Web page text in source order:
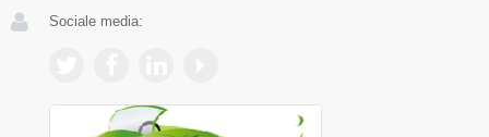
Sociale media: